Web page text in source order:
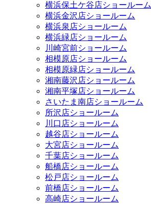
横浜保土ケ谷店ショールーム
横浜金沢店ショールーム
横浜泉店ショールーム
横浜緑店ショールーム
川崎宮前ショールーム
相模原店ショールーム
相模原緑店ショールーム
湘南藤沢店ショールーム
湘南平塚店ショールーム
さいたま南店ショールーム
所沢店ショールーム
川口店ショールーム
越谷店ショールーム
大宮店ショールーム
千葉店ショールーム
船橋店ショールーム
松戸店ショールーム
前橋店ショールーム
高崎店ショールーム